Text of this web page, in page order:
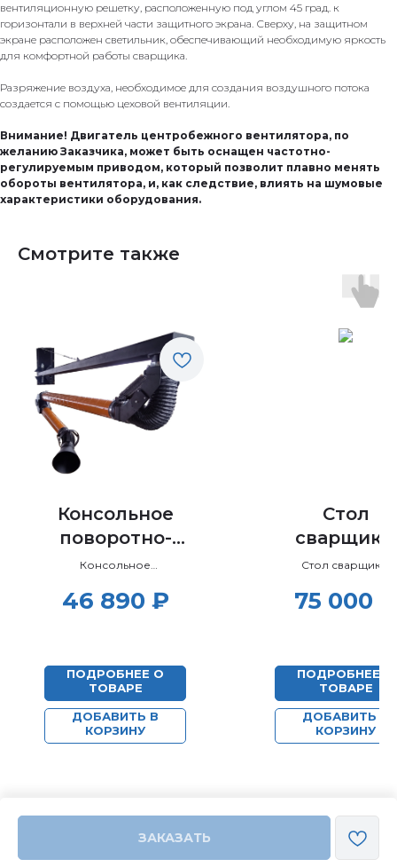
ЗАКАЗАТЬ
вентиляционную решетку, расположенную под углом 45 град. к
горизонтали в верхней части защитного экрана. Сверху, на защитном
экране расположен светильник, обеспечивающий необходимую яркость
для комфортной работы сварщика.
Разряжение воздуха, необходимое для создания воздушного потока
создается с помощью цеховой вентиляции.
Внимание! Двигатель центробежного вентилятора, по
желанию Заказчика, может быть оснащен частотно-
регулируемым приводом, который позволит плавно менять
обороты вентилятора, и, как следствие, влиять на шумовые
характеристики оборудования.
Смотрите также
Консольное
поворотно-
вытяжное
КПВУ
Консольное
устройство.
46 890 ₽
ПОДРОБНЕЕ О
ТОВАРЕ
ДОБАВИТЬ В
КОРЗИНУ
Стол
сварщика,
Стол сварщика,
цеховой
75 000
ПОДРОБНЕЕ О
ТОВАРЕ
ДОБАВИТЬ В
КОРЗИНУ